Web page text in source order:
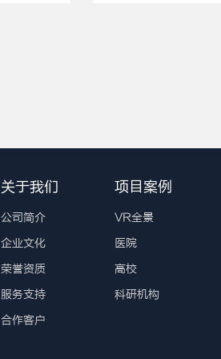
关于我们
公司简介
企业文化
荣誉资质
服务支持
合作客户
项目案例
VR全景
医院
高校
科研机构